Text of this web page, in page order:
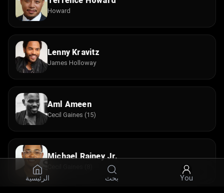
الرئيسية بحث You
Howard
Lenny Kravitz
James Holloway
Aml Ameen
Cecil Gaines (15)
Michael Rainey Jr.